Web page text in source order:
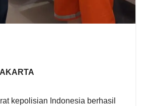
kepolisian Indonesia berhasil